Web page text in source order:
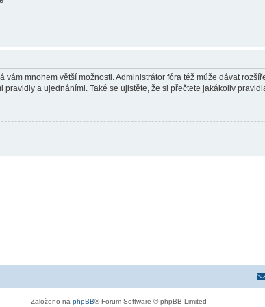
mnohem větší možnosti. Administrátor fóra též může dávat
a ujednáními. Také se ujistěte, že si přečtete jakákoliv
Založeno na phpBB® Forum Software © phpBB Limited